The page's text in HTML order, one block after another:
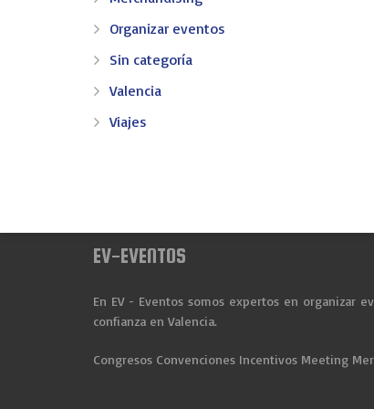
Organizar eventos
Sin categoría
Valencia
Viajes
EV-EVENTOS
En EV - Eventos somos expertos en organizar
confianza en Valencia.
Congresos Convenciones Incentivos Meeting